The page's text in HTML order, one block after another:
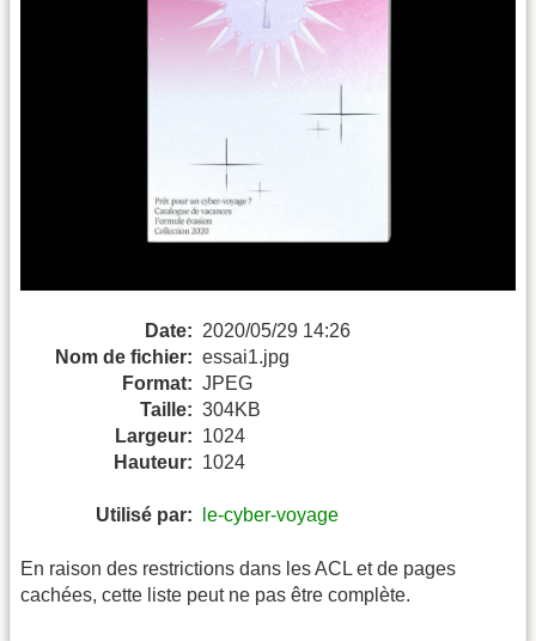
Date: 2020/05/29 14:26
Nom de fichier: essai1.jpg
Format: JPEG
Taille: 304KB
Largeur: 1024
Hauteur: 1024
Utilisé par: le-cyber-voyage
En raison des restrictions dans les ACL et de pages
cachées, cette liste peut ne pas être complète.